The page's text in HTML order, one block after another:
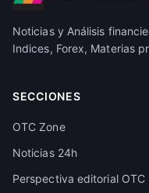
Noticias y Análisis
Indices, Forex, Materias
SECCIONES
OTC Zone
Noticias 24h
Perspectiva editorial OTC